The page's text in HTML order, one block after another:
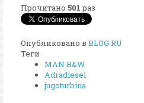
Прочитано 501раз
Опубликовано в BLOG RU
Теги
MAN B&W
Adradiesel
jugoturbina